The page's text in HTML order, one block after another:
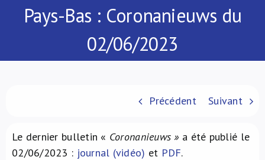
NL
Pays-Bas : Coronanieuws du
02/06/2023
Précédent Suivant
Le dernier bulletin « Coronanieuws » a été publié le
02/06/2023 : journal (vidéo) et PDF.